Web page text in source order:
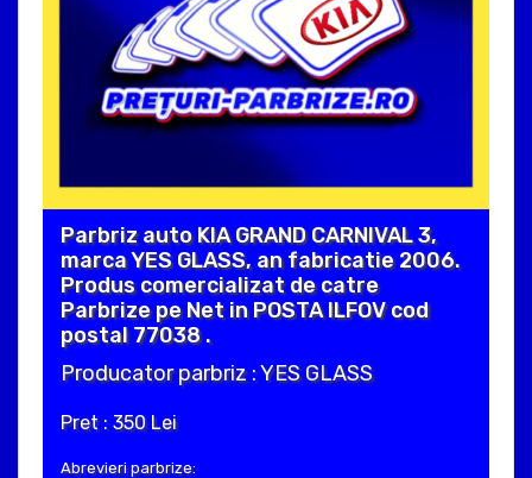
Parbriz auto KIA GRAND CARNIVAL 3,
marca YES GLASS, an fabricatie 2006.
Produs comercializat de catre
Parbrize pe Net in POSTA ILFOV cod
postal 77038 .
Producator parbriz : YES GLASS
Pret : 350 Lei
Abrevieri parbrize: